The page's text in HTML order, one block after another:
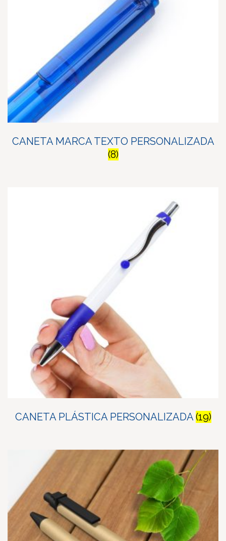
CANETA MARCA TEXTO PERSONALIZADA
(8)
CANETA PLÁSTICA PERSONALIZADA (19)